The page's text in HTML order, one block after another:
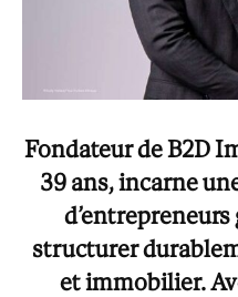
Fondateur de B2D
39 ans, incarne
structurer
et immobilier.